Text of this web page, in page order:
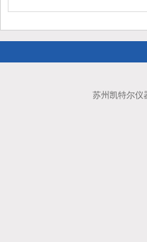
苏州凯特尔仪